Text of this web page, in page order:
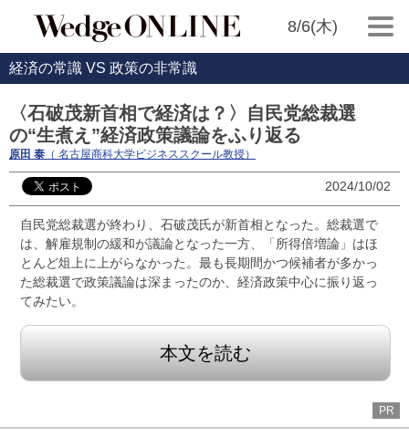
8/6(木)
経済の常識 VS 政策の非常識
〈石破茂新首相で経済は？〉自民党総裁選
の“生煮え”経済政策議論をふり返る
原田 泰 （ 名古屋商科大学ビジネススクール教授）
2024/10/02
自民党総裁選が終わり、石破茂氏が新首相となった。総裁選で
は、解雇規制の緩和が議論となった一方、「所得倍増論」はほ
とんど俎上に上がらなかった。最も長期間かつ候補者が多かっ
た総裁選で政策議論は深まったのか、経済政策中心に振り返っ
てみたい。
本文を読む
PR